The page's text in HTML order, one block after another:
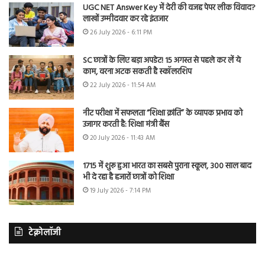
UGC NET Answer Key में देरी की वजह पेपर लीक विवाद?
लाखों उम्मीदवार कर रहे इंतजार
26 July 2026 - 6:11 PM
SC छात्रों के लिए बड़ा अपडेट! 15 अगस्त से पहले कर लें ये
काम, वरना अटक सकती है स्कॉलरशिप
22 July 2026 - 11:54 AM
नीट परीक्षा में सफलता “शिक्षा क्रांति” के व्यापक प्रभाव को
उजागर करती है: शिक्षा मंत्री बैंस
20 July 2026 - 11:43 AM
1715 में शुरू हुआ भारत का सबसे पुराना स्कूल, 300 साल बाद
भी दे रहा है हजारों छात्रों को शिक्षा
19 July 2026 - 7:14 PM
टेक्नोलॉजी